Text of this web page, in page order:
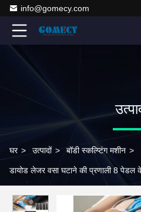
info@gomecy.com
घर > उत्पादों > बॉडी स्कल्प्टिंग मशीन >
डायोड लेजर वसा घटाने की प्रणाली 8 पेडल